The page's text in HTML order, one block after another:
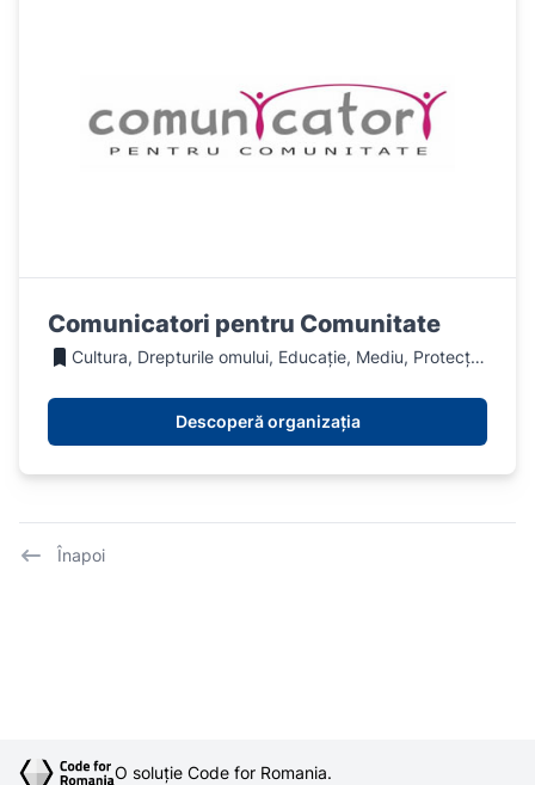
Comunicatori pentru Comunitate
Cultura, Drepturile omului, Educație, Mediu, Protecția animalelor, Sanatate, Social, Sport
Descoperă organizația
Înapoi
O soluție Code for Romania.